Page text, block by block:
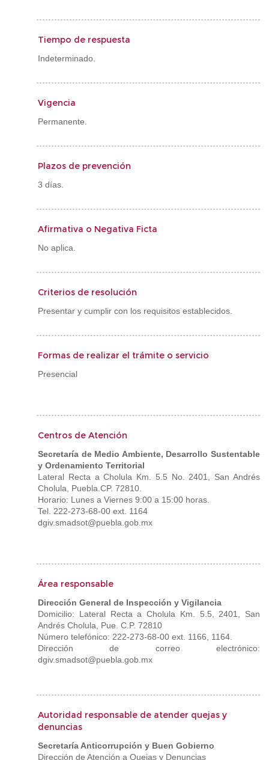
Tiempo de respuesta
Indeterminado.
Vigencia
Permanente.
Plazos de prevención
3 días.
Afirmativa o Negativa Ficta
No aplica.
Criterios de resolución
Presentar y cumplir con los requisitos establecidos.
Formas de realizar el trámite o servicio
Presencial
Centros de Atención
Secretaría de Medio Ambiente, Desarrollo Sustentable
y Ordenamiento Territorial
Lateral Recta a Cholula Km. 5.5 No. 2401, San Andrés
Cholula, Puebla.CP. 72810.
Horario: Lunes a Viernes 9:00 a 15:00 horas.
Tel. 222-273-68-00 ext. 1164
dgiv.smadsot@puebla.gob.mx
Área responsable
Dirección General de Inspección y Vigilancia
Domicilio: Lateral Recta a Cholula Km. 5.5, 2401, San
Andrés Cholula, Pue. C.P. 72810
Número telefónico: 222-273-68-00 ext. 1166, 1164.
Dirección de correo electrónico:
dgiv.smadsot@puebla.gob.mx
Autoridad responsable de atender quejas y
denuncias
Secretaría Anticorrupción y Buen Gobierno
Dirección de Atención a Quejas y Denuncias